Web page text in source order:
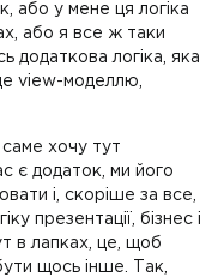
або у мене ця логіка
або я все ж таки
додаткова логіка, яка
view-моделлю,
хочу тут
є додаток, ми його
і, скоріше за все,
презентації, бізнес і
в лапках, це, щоб
щось інше. Так,